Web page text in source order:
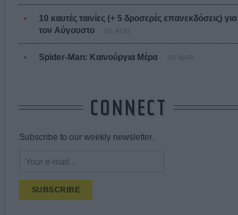
10 καυτές ταινίες (+ 5 δροσερές επανεκδόσεις) για
τον Αύγουστο
Spider-Man: Καινούργια Μέρα 30 MAR
CONNECT
Subscribe to our weekly newsletter.
SUBSCRIBE